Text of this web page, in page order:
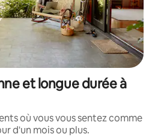
et longue durée à
où vous vous sentez comme
d'un mois ou plus.